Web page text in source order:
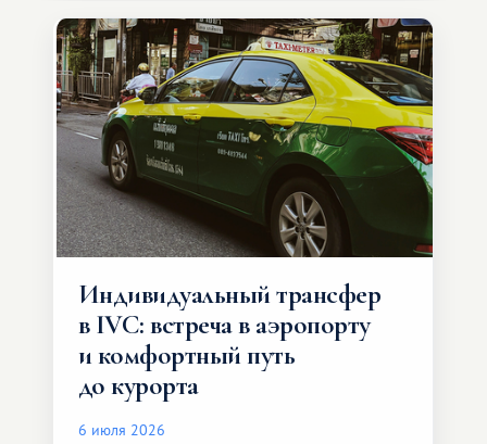
Индивидуальный трансфер
в IVC: встреча в аэропорту
и комфортный путь
до курорта
6 июля 2026